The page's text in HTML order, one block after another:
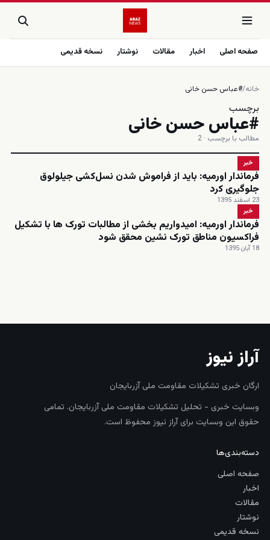
صفحه اصلی اخبار مقالات نوشتار نسخه قدیمی
خانه/#عباس حسن خانی
برچسب
#عباس حسن خانی
مطالب با برچسب · 2
خبر
فرماندار اورمیه: باید از فراموش شدن نسل‌کشی جیلولوق
جلوگیری کرد
23 اسفند 1395
خبر
فرماندار اورمیه: امیدواریم بخشی از مطالبات تورک ها با تشکیل
فراکسیون مناطق تورک نشین محقق شود
18 آبان 1395
آراز نیوز
ارگان خبری تشکیلات مقاومت ملی آزربایجان
وبسایت خبری - تحلیل تشکیلات مقاومت ملی آزربایجان. تمامی
حقوق این وبسایت برای آراز نیوز محفوظ است.
دسته‌بندی‌ها
صفحه اصلی
اخبار
مقالات
نوشتار
نسخه قدیمی